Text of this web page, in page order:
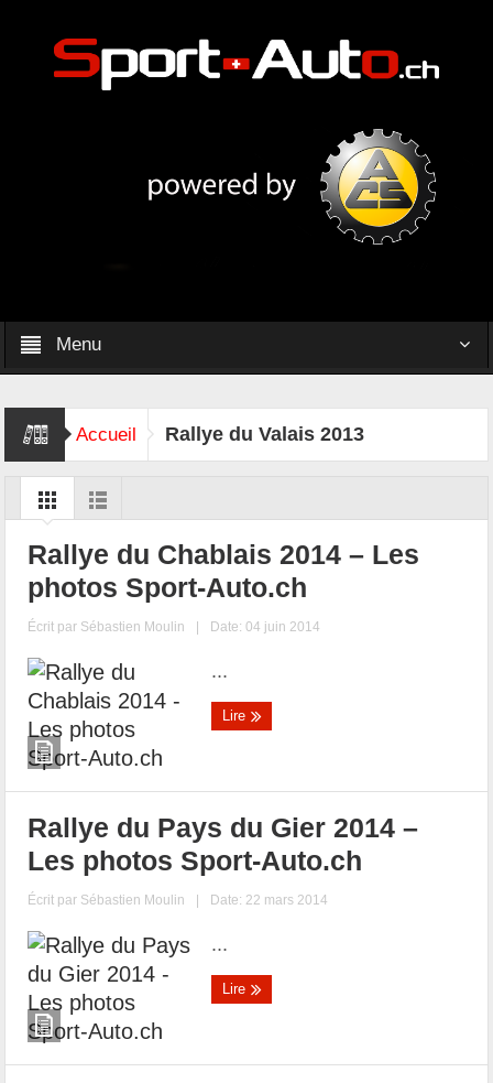
Menu
Accueil Rallye du Valais 2013
Rallye du Chablais 2014 – Les
photos Sport-Auto.ch
Écrit par Sébastien Moulin | Date: 04 juin 2014
...
Lire
Rallye du Pays du Gier 2014 –
Les photos Sport-Auto.ch
Écrit par Sébastien Moulin | Date: 22 mars 2014
...
Lire